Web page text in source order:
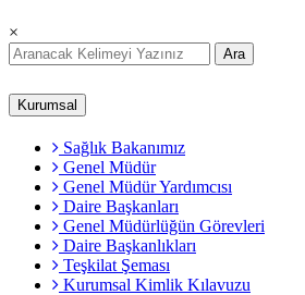
×
Ara
Kurumsal
Sağlık Bakanımız
Genel Müdür
Genel Müdür Yardımcısı
Daire Başkanları
Genel Müdürlüğün Görevleri
Daire Başkanlıkları
Teşkilat Şeması
Kurumsal Kimlik Kılavuzu